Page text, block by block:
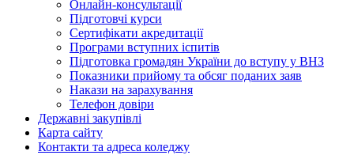
Онлайн-консультації
Підготовчі курси
Сертифікати акредитації
Програми вступних іспитів
Підготовка громадян України до вступу у ВНЗ
Показники прийому та обсяг поданих заяв
Накази на зарахування
Телефон довіри
Державні закупівлі
Карта сайту
Контакти та адреса коледжу